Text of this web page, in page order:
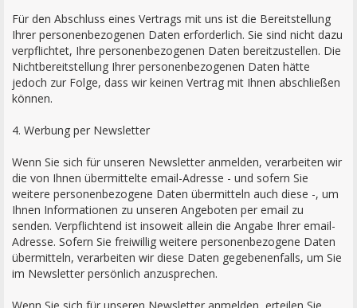
Für den Abschluss eines Vertrags mit uns ist die Bereitstellung
Ihrer personenbezogenen Daten erforderlich. Sie sind nicht dazu
verpflichtet, Ihre personenbezogenen Daten bereitzustellen. Die
Nichtbereitstellung Ihrer personenbezogenen Daten hätte
jedoch zur Folge, dass wir keinen Vertrag mit Ihnen abschließen
können.
4. Werbung per Newsletter
Wenn Sie sich für unseren Newsletter anmelden, verarbeiten wir
die von Ihnen übermittelte email-Adresse - und sofern Sie
weitere personenbezogene Daten übermitteln auch diese -, um
Ihnen Informationen zu unseren Angeboten per email zu
senden. Verpflichtend ist insoweit allein die Angabe Ihrer email-
Adresse. Sofern Sie freiwillig weitere personenbezogene Daten
übermitteln, verarbeiten wir diese Daten gegebenenfalls, um Sie
im Newsletter persönlich anzusprechen.